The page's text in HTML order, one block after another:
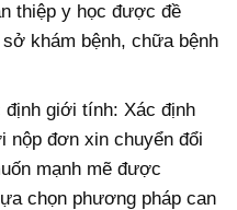
thiệp y học được đề
khám bệnh, chữa bệnh
giới tính: Xác định
nộp đơn xin chuyển đổi
mạnh mẽ được
chọn phương pháp can